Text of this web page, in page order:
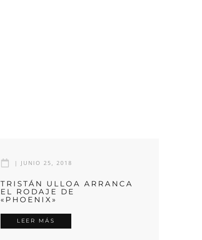
| JUNIO 25, 2018
TRISTÁN ULLOA ARRANCA
EL RODAJE DE
«PHOENIX»
LEER MÁS